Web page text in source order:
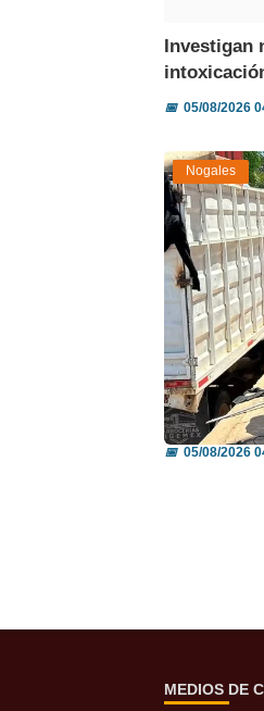
Investigan
📅05/08/2026
Nogales
Invitan a
invadidos
📅05/08/2026
MEDIOS DE